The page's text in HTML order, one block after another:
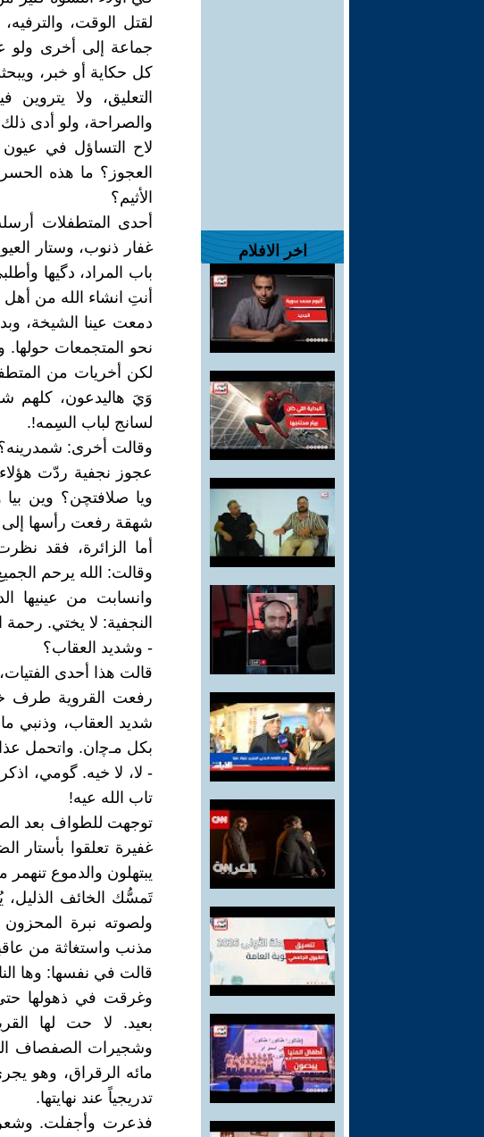
اخر الافلام
لقتل الوقت،
جماعة إلى أخرى
كل حكاية أو خبر،
التعليق، ولا
والصراحة، ولو أدى
لاح التساؤل في
العجوز؟ ما هذه
الأثيم؟
أحدى المتطفلات
غفار ذنوب، وستار
باب المراد، دگيها
أنتِ انشاء الله من أهل
دمعت عينا الشيخة،
نحو المتجمعات
لكن أخريات من
وَيَ هاليدعون، كلهم
لسانج لباب السِمه!.
وقالت أخرى: شمدرينه؟
عجوز نجفية ردّت
ويا صلافتچن؟ وين
شهقة رفعت رأسها إلى
أما الزائرة، فقد
وقالت: الله يرحم
وانسابت من عينيها
النجفية: لا يختي.
- وشديد العقاب؟
قالت هذا أحدى
رفعت القروية طرف
شديد العقاب، وذنبي
بكل مـﭼان. واتحمل
- لا، لا خيه. گومي،
تاب الله عيه!
توجهت للطواف بعد
غفيرة تعلقوا بأستار
يبتهلون والدموع
تَمسُّك الخائف
ولصوته نبرة
مذنب واستغاثة من
قالت في نفسها: وها
وغرقت في ذهولها
بعيد. لا حت لها
وشجيرات الصفصاف
مائه الرقراق، وهو
تدريجياً عند نهايتها.
فذعرت وأجفلت.